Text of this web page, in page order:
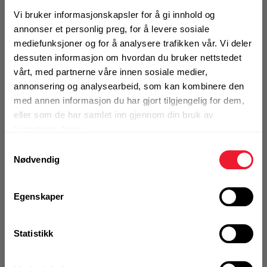
Vi bruker informasjonskapsler for å gi innhold og
annonser et personlig preg, for å levere sosiale
mediefunksjoner og for å analysere trafikken vår. Vi deler
dessuten informasjon om hvordan du bruker nettstedet
vårt, med partnerne våre innen sosiale medier,
annonsering og analysearbeid, som kan kombinere den
med annen informasjon du har gjort tilgjengelig for dem,
eller som de har samlet inn gjennom din bruk av
Nødvendig
Egenskaper
Statistikk
Alternativ pakning
Logg inn eller
registrer deg for å
se din avtalepris
KJØP
Handleliste
Fixklammer X-FB 11 MX